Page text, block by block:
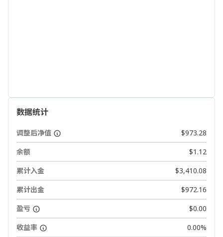
数据统计
调整后净值
$973.28
余额
$1.12
累计入金
$3,410.08
累计出金
$972.16
盈亏
$0.00
收益率
0.00%